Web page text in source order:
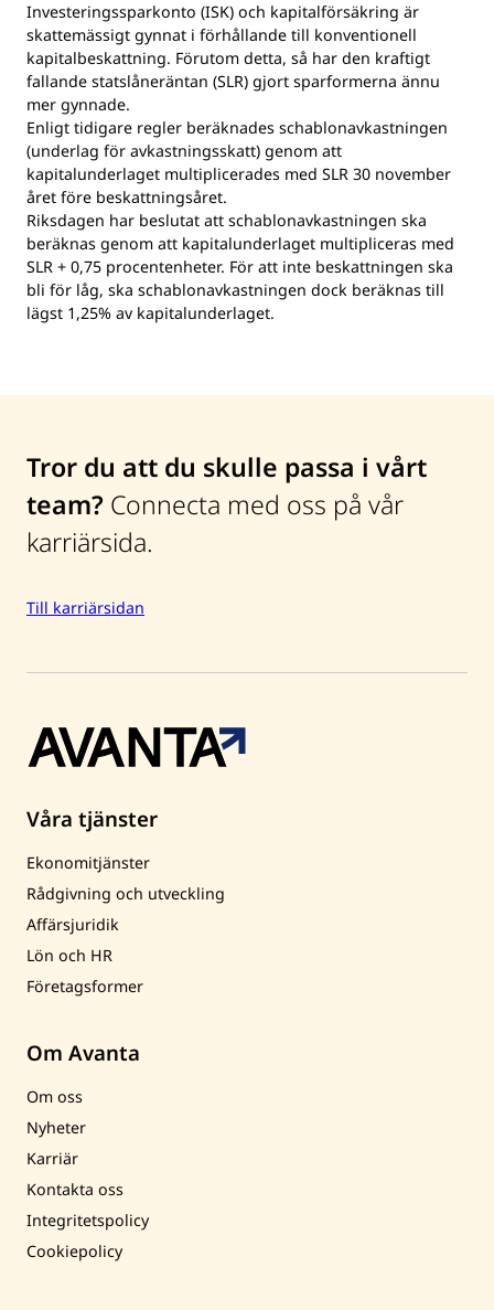
Investeringssparkonto (ISK) och kapitalförsäkring är
skattemässigt gynnat i förhållande till konventionell
kapitalbeskattning. Förutom detta, så har den kraftigt
fallande statslåneräntan (SLR) gjort sparformerna ännu
mer gynnade.
Enligt tidigare regler beräknades schablonavkastningen
(underlag för avkastningsskatt) genom att
kapitalunderlaget multiplicerades med SLR 30 november
året före beskattningsåret.
Riksdagen har beslutat att schablonavkastningen ska
beräknas genom att kapitalunderlaget multipliceras med
SLR + 0,75 procentenheter. För att inte beskattningen ska
bli för låg, ska schablonavkastningen dock beräknas till
lägst 1,25% av kapitalunderlaget.
Tror du att du skulle passa i vårt
team? Connecta med oss på vår
karriärsida.
Till karriärsidan
Våra tjänster
Ekonomitjänster
Rådgivning och utveckling
Affärsjuridik
Lön och HR
Företagsformer
Om Avanta
Om oss
Nyheter
Karriär
Kontakta oss
Integritetspolicy
Cookiepolicy